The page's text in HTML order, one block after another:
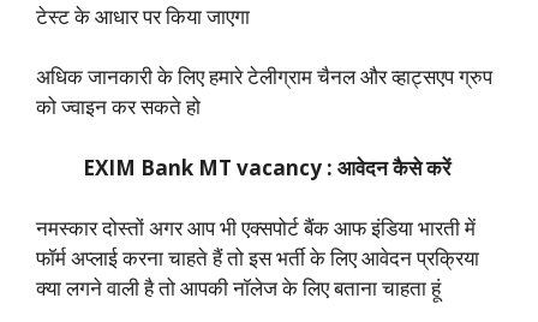
टेस्ट के आधार पर किया जाएगा
अधिक जानकारी के लिए हमारे टेलीग्राम चैनल और व्हाट्सएप ग्रुप
को ज्वाइन कर सकते हो
EXIM Bank MT vacancy : आवेदन कैसे करें
नमस्कार दोस्तों अगर आप भी एक्सपोर्ट बैंक आफ इंडिया भारती में
फॉर्म अप्लाई करना चाहते हैं तो इस भर्ती के लिए आवेदन प्रक्रिया
क्या लगने वाली है तो आपकी नॉलेज के लिए बताना चाहता हूं